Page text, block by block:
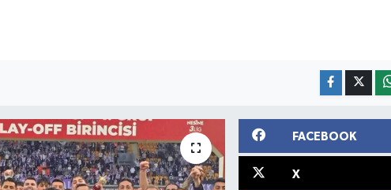
FACEBOOK
X